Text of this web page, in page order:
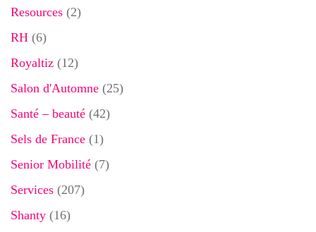
Resources (2)
RH (6)
Royaltiz (12)
Salon d'Automne (25)
Santé – beauté (42)
Sels de France (1)
Senior Mobilité (7)
Services (207)
Shanty (16)